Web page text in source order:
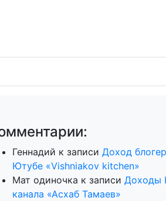
Геннадий к записи Доход
Ютубе «Vishniakov kitchen»
Мат одиночка к записи Доходы
канала «Асхаб Тамаев»